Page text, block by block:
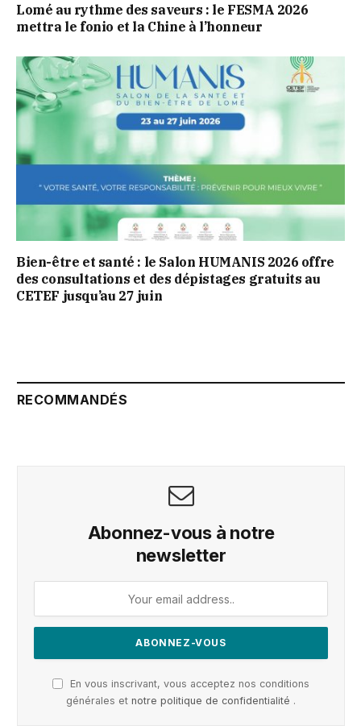
Lomé au rythme des saveurs : le FESMA 2026
mettra le fonio et la Chine à l’honneur
Bien-être et santé : le Salon HUMANIS 2026 offre
des consultations et des dépistages gratuits au
CETEF jusqu’au 27 juin
RECOMMANDÉS
Abonnez-vous à notre
newsletter
En vous inscrivant, vous acceptez nos conditions
générales et notre politique de confidentialité .